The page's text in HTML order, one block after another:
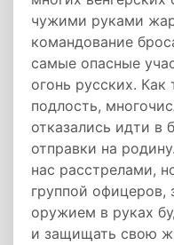
чужими руками
командование
самые опасные
огонь русских.
подлость,
отказались идти в
отправки на
нас расстрелами,
группой офицеров,
оружием в руках
и защищать свою